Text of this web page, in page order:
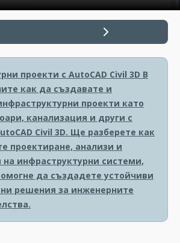
проекти с AutoCAD Civil 3D В
как да създавате и
проекти като
канализация и други с
Civil 3D. Ще разберете как
проектиране, анализи и
на инфраструктурни системи,
да създадете устойчиви
решения за инженерните